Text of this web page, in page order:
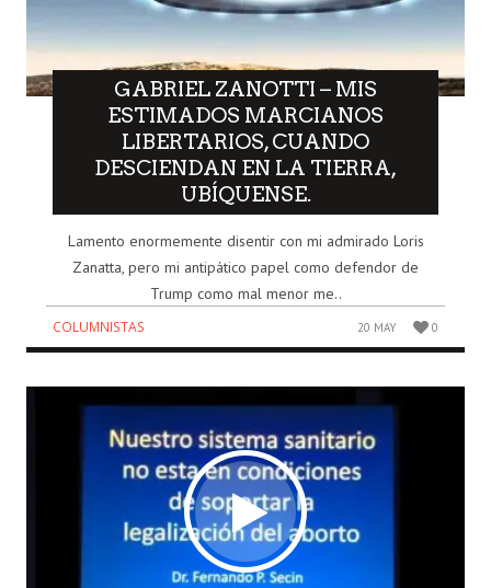
GABRIEL ZANOTTI – MIS
ESTIMADOS MARCIANOS
LIBERTARIOS, CUANDO
DESCIENDAN EN LA TIERRA,
UBÍQUENSE.
Lamento enormemente disentir con mi admirado Loris
Zanatta, pero mi antipático papel como defendor de
Trump como mal menor me..
COLUMNISTAS 20 MAY 0